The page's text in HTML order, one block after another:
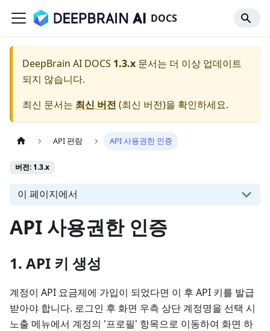
DOCS
DeepBrain AI DOCS 1.3.x 문서는 더 이상 업데이트
되지 않습니다.
최신 문서는 최신 버전 (최신 버전)을 확인하세요.
API 편람 API 사용권한 인증
버전: 1.3.x
이 페이지에서
API 사용권한 인증
1. API 키 생성
계정이 API 요금제에 가입이 되었다면 이 후 API 키를 발급
받아야 합니다. 로그인 후 화면 우측 상단 계정명을 선택 시
노출 메뉴에서 계정의 '프로필' 항목으로 이동하여 화면 하